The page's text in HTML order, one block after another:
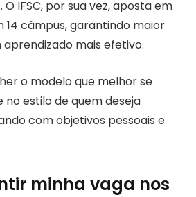
IFSC, por sua vez, aposta em
14 câmpus, garantindo maior
mais efetivo.
o modelo que melhor se
no estilo de quem deseja
com objetivos pessoais e
minha vaga nos